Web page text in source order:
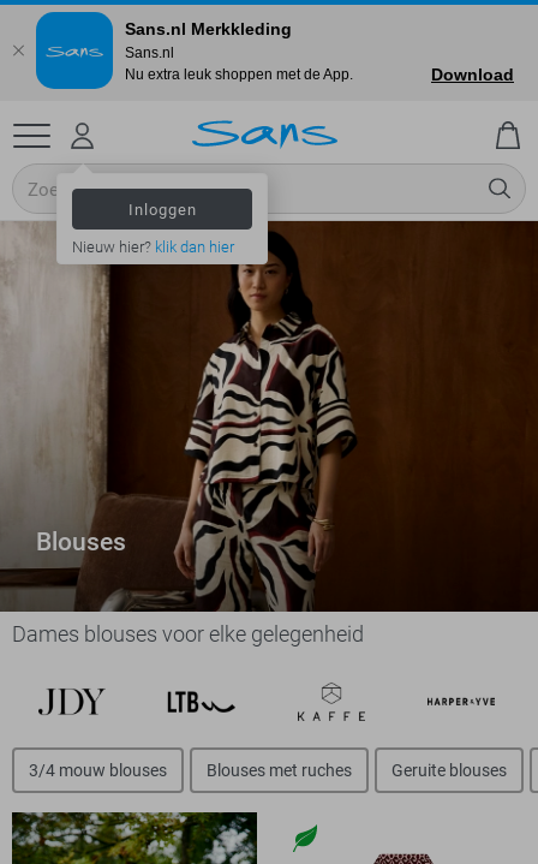
Inloggen
Nieuw hier? klik dan hier
Blouses
Dames blouses voor elke gelegenheid
3/4 mouw blouses Blouses met ruches Geruite blouses
Sans.nl Merkkleding
Sans.nl
Nu extra leuk shoppen met de App.
Download